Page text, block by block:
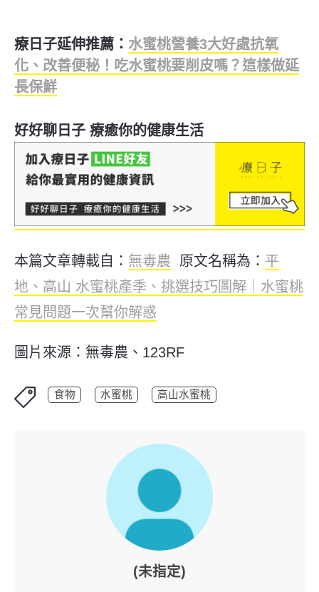
療日子延伸推薦： 水蜜桃營養3大好處抗氧
化、改善便秘！吃水蜜桃要削皮嗎？這樣做延
長保鮮
好好聊日子 療癒你的健康生活
本篇文章轉載自： 無毒農 原文名稱為： 平
地、高山 水蜜桃產季、挑選技巧圖解｜水蜜桃
常見問題一次幫你解惑
圖片來源：無毒農、123RF
食物 水蜜桃 高山水蜜桃
(未指定)